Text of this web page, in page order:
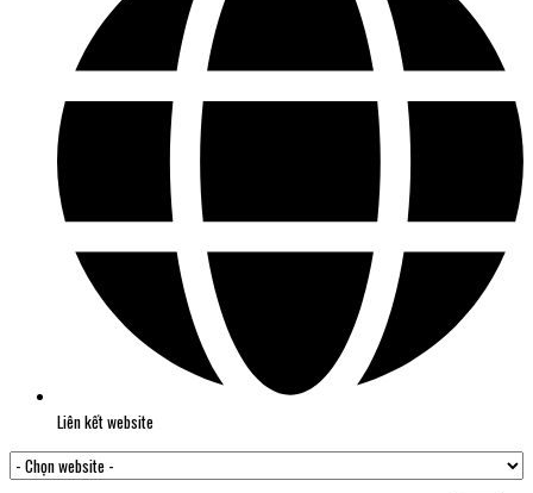
Liên kết website